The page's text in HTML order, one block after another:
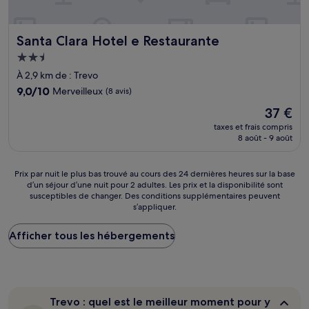
Santa Clara Hotel e Restaurante
Santa Clara Hotel e Restaurante
Hébergement
2.5 étoiles
À 2,9 km de : Trevo
9.0
9,0/10 Merveilleux (8 avis)
Le
nouveau
prix
37 €
37 €
taxes et frais compris
8 août - 9 août
Prix
plus
bas
trouvé
24 dernières
Prix par nuit le plus bas trouvé au cours des 24 dernières heures sur la base
d’un séjour d’une nuit pour 2 adultes. Les prix et la disponibilité sont
susceptibles de changer. Des conditions supplémentaires peuvent
s’appliquer.
Afficher tous les hébergements
Trevo :
Trevo : quel est le meilleur moment pour y